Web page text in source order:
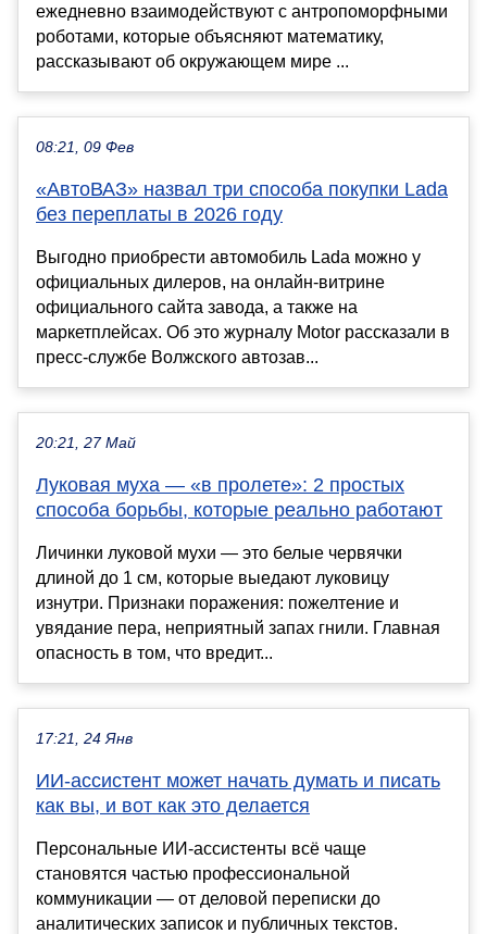
ежедневно взаимодействуют с антропоморфными
роботами, которые объясняют математику,
рассказывают об окружающем мире ...
08:21, 09 Фев
«АвтоВАЗ» назвал три способа покупки Lada
без переплаты в 2026 году
Выгодно приобрести автомобиль Lada можно у
официальных дилеров, на онлайн-витрине
официального сайта завода, а также на
маркетплейсах. Об это журналу Motor рассказали в
пресс-службе Волжского автозав...
20:21, 27 Май
Луковая муха — «в пролете»: 2 простых
способа борьбы, которые реально работают
Личинки луковой мухи — это белые червячки
длиной до 1 см, которые выедают луковицу
изнутри. Признаки поражения: пожелтение и
увядание пера, неприятный запах гнили. Главная
опасность в том, что вредит...
17:21, 24 Янв
ИИ-ассистент может начать думать и писать
как вы, и вот как это делается
Персональные ИИ-ассистенты всё чаще
становятся частью профессиональной
коммуникации — от деловой переписки до
аналитических записок и публичных текстов.